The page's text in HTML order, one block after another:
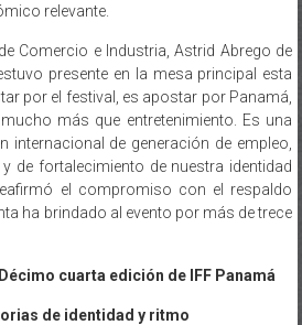
relevante.
Comercio e Industria, Astrid Abrego de
presente en la mesa principal esta
por el festival, es apostar por Panamá,
más que entretenimiento. Es una
internacional de generación de empleo,
de fortalecimiento de nuestra identidad
el compromiso con el respaldo
ha brindado al evento por más de trece
cuarta edición de IFF Panamá
de identidad y ritmo